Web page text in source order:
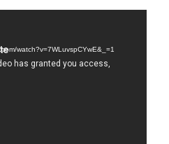
watch?v=7WLuvspCYwE&_=1